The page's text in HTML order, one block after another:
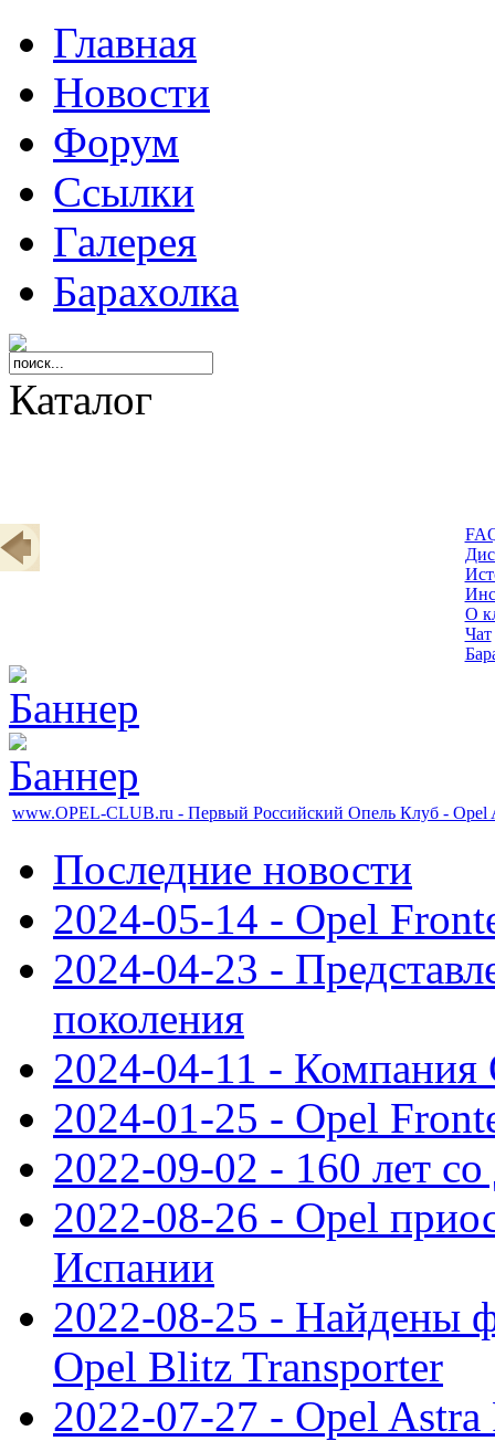
Главная
Новости
Форум
Ссылки
Галерея
Барахолка
Каталог
О
Чат
www.OPEL-CLUB.ru - Первый Российский Опель Клуб - Opel
Последние новости
2024-05-14 - Opel
2024-04-23 -
поколения
2024-04-11 - Компания
2024-01-25 - Opel
2022-09-02 - 160 лет
2022-08-26 - Opel
Испании
2022-08-25 - Найдены
Opel Blitz Transporter
2022-07-27 - Opel